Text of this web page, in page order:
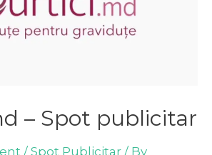
– Spot publicitar
/Spot Publicitar / By